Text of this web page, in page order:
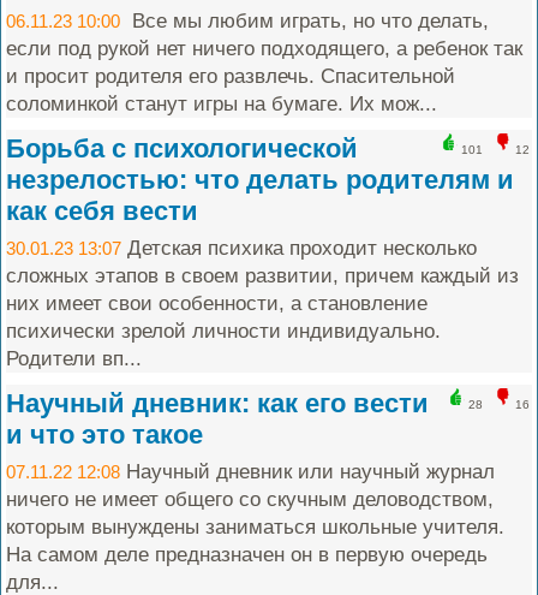
06.11.23 10:00 Все мы любим играть, но что делать,
если под рукой нет ничего подходящего, а ребенок так
и просит родителя его развлечь. Спасительной
соломинкой станут игры на бумаге. Их мож...
101 12
Борьба с психологической
незрелостью: что делать родителям и
как себя вести
30.01.23 13:07 Детская психика проходит несколько
сложных этапов в своем развитии, причем каждый из
них имеет свои особенности, а становление
психически зрелой личности индивидуально.
Родители вп...
28 16
Научный дневник: как его вести
и что это такое
07.11.22 12:08 Научный дневник или научный журнал
ничего не имеет общего со скучным деловодством,
которым вынуждены заниматься школьные учителя.
На самом деле предназначен он в первую очередь
для...